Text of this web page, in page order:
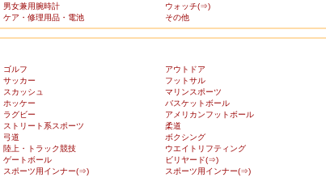
男女兼用腕時計 ウォッチ(⇒)
ケア・修理用品・電池 その他
ゴルフ アウトドア
サッカー フットサル
スカッシュ マリンスポーツ
ホッケー バスケットボール
ラグビー アメリカンフットボール
ストリート系スポーツ 柔道
弓道 ボクシング
陸上・トラック競技 ウエイトリフティング
ゲートボール ビリヤード(⇒)
スポーツ用インナー(⇒) スポーツ用インナー(⇒)